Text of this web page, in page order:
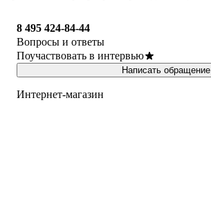
8 495 424-84-44
Вопросы и ответы
Поучаствовать в интервью
Написать обращение
Интернет-магазин